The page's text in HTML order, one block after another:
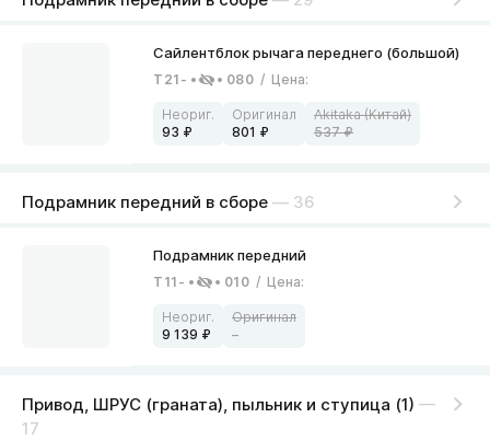
T21- 080 / Цена:
93 801 537
Подрамник передний в сборе — 36
T11- 010 / Цена:
9 139 –
Привод, ШРУС (граната), пыльник и ступица (1) —
17